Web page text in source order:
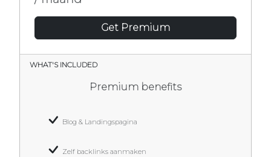
Get Premium
WHAT'S INCLUDED
Premium benefits
Blog & Landingspagina
Zelf backlinks aanmaken